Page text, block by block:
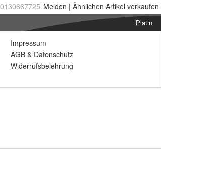
0130667725 Melden | Ähnlichen Artikel verkaufen
Platin
Impressum
AGB & Datenschutz
Widerrufsbelehrung